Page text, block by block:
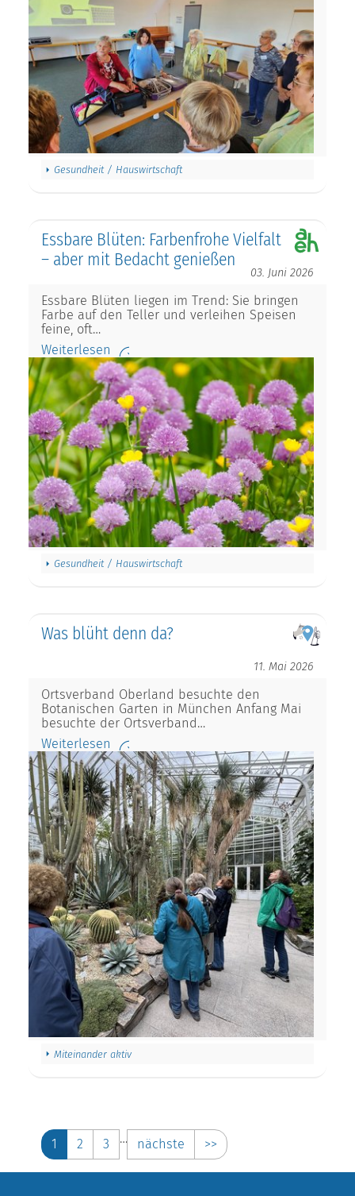
Gesundheit / Hauswirtschaft
Essbare Blüten: Farbenfrohe Vielfalt
– aber mit Bedacht genießen
03. Juni 2026
Essbare Blüten liegen im Trend: Sie bringen
Farbe auf den Teller und verleihen Speisen
feine, oft…
Weiterlesen
Gesundheit / Hauswirtschaft
Was blüht denn da?
11. Mai 2026
Ortsverband Oberland besuchte den
Botanischen Garten in München Anfang Mai
besuchte der Ortsverband…
Weiterlesen
Miteinander aktiv
1 2 3 … nächste >>